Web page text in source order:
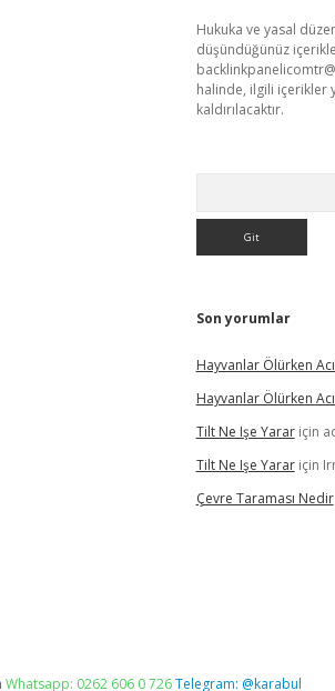
Hukuka ve yasal
düşündüğünüz
halinde, ilgili içerikler
kaldırılacaktır.
Son yorumlar
Hayvanlar Ölürken
Hayvanlar Ölürken
Tilt Ne Işe Yarariçin
Tilt Ne Işe Yarariçin
Çevre Taraması Nedir
Whatsapp: 0262 606 0 726Telegram: @karabul